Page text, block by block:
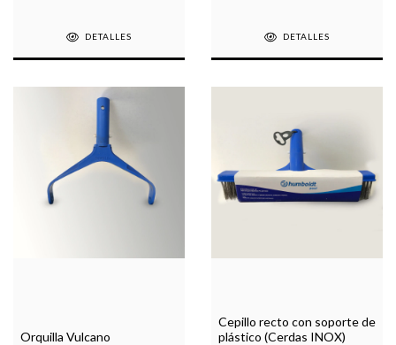
DETALLES DETALLES
Orquilla Vulcano
Cepillo recto con soporte de
plástico (Cerdas INOX)